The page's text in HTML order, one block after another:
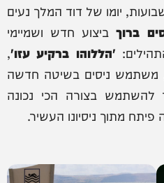
יומו של דוד המלך נעים
ברוךביצוע חדש ושמיימי
'הללוהו ברקיע עזו',
משתמש ניסים בשיטה חדשה
להשתמש בצורה הכי נכונה
מתוך ניסיונו העשיר.